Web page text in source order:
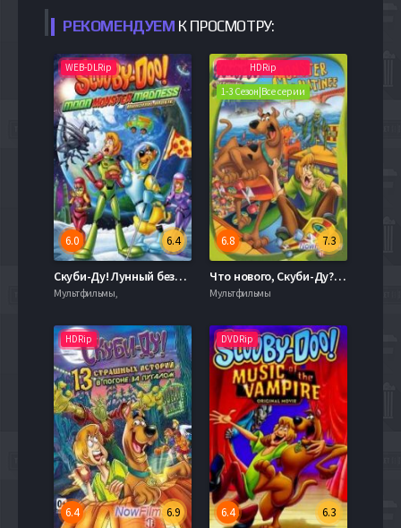
РЕКОМЕНДУЕМ К ПРОСМОТРУ:
WEB-DLRip
6.4
6.0
Скуби-Ду! Лунный безумный монстр / Скуби-Ду! Безумие Лунного Монстра (2015)
Мультфильмы,
HDRip
1-3 Сезон|Все серии
7.3
6.8
Что нового, Скуби-Ду? (2002-2006)
Мультфильмы
HDRip
6.9
6.4
DVDRip
6.3
6.4